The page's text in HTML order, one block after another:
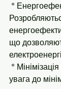
що
увага до